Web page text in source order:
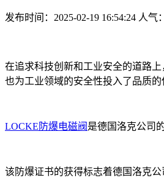
发布时间：2025-02-19 16:54:24 人气：
在追求科技创新和工业安全的道路
也为工业领域的安全性投入了品质的
LOCKE 防爆电磁阀 是德国洛克公司
该防爆证书的获得标志着德国洛克